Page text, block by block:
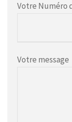
Votre Numéro
Votre message